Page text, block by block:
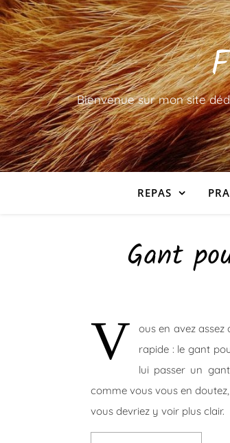
Bienvenue sur mon site
REPAS
Gant
V
ous en avez
rapide : le gant
lui passer un
comme vous vous en
vous devriez y voir plus clair.